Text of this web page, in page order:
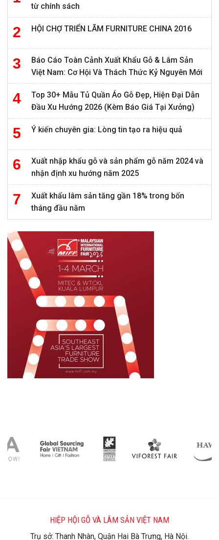
từ chính sách
HỘI CHỢ TRIỂN LÃM FURNITURE CHINA 2016
Báo Cáo Toàn Cảnh Xuất Khẩu Gỗ & Lâm Sản
Việt Nam: Cơ Hội Và Thách Thức Kỷ Nguyên Mới
Top 30+ Mẫu Tủ Quần Áo Gỗ Đẹp, Hiện Đại Dẫn
Đầu Xu Hướng 2026 (Kèm Báo Giá Tại Xưởng)
Ý kiến chuyên gia: Lòng tin tạo ra hiệu quả
Xuất nhập khẩu gỗ và sản phẩm gỗ năm 2024 và
nhận định xu hướng năm 2025
Xuất khẩu lâm sản tăng gần 18% trong bốn
tháng đầu năm
HIỆP HỘI GỖ VÀ LÂM SẢN VIỆT NAM
Trụ sở: Thanh Nhàn, Quận Hai Bà Trưng, Hà Nội.